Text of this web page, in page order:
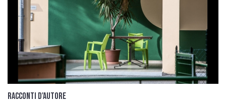
Racconti d'autore